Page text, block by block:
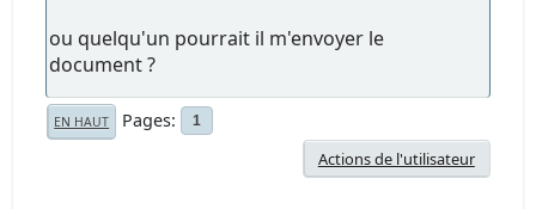
ou quelqu'un pourrait il m'envoyer le
document ?
EN HAUT Pages 1
Actions de l'utilisateur